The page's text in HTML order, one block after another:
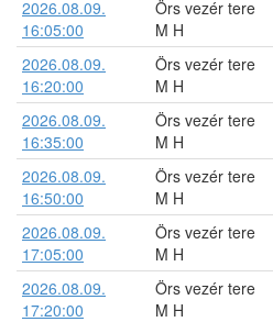
2026.08.09.
16:05:00
Örs vezér tere
M H
2026.08.09.
16:20:00
Örs vezér tere
M H
2026.08.09.
16:35:00
Örs vezér tere
M H
2026.08.09.
16:50:00
Örs vezér tere
M H
2026.08.09.
17:05:00
Örs vezér tere
M H
2026.08.09.
17:20:00
Örs vezér tere
M H